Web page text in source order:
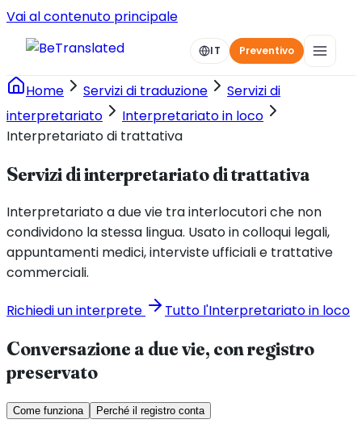
Vai al contenuto principale
IT Preventivo
Home Servizi di traduzione
Servizi di
interpretariato
Interpretariato in loco
Interpretariato di trattativa
Servizi di interpretariato di trattativa
Interpretariato a due vie tra interlocutori che non
condividono la stessa lingua. Usato in colloqui legali,
appuntamenti medici, interviste ufficiali e trattative
commerciali.
Richiedi un interprete Tutto l'Interpretariato in loco
Conversazione a due vie, con registro
preservato
Come funziona Perché il registro conta